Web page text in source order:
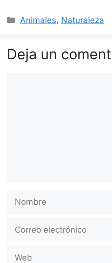
Categorías
Animales, Naturaleza
Deja un
electrónico